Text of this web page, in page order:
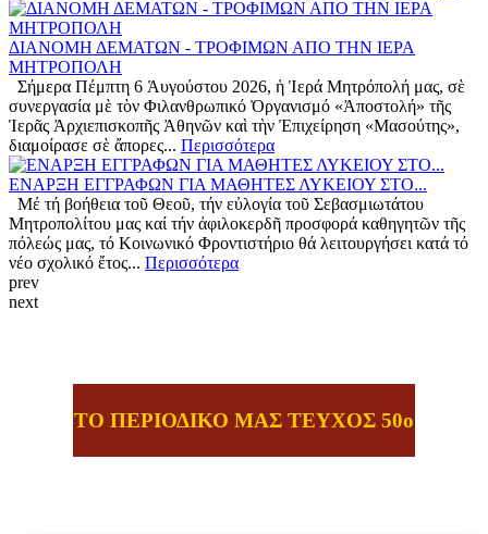
ΔΙΑΝΟΜΗ ΔΕΜΑΤΩΝ - ΤΡΟΦΙΜΩΝ ΑΠΟ ΤΗΝ ΙΕΡΑ
ΜΗΤΡΟΠΟΛΗ
Σήμερα Πέμπτη 6 Ἁυγούστου 2026, ἡ Ἱερά Μητρόπολή μας, σὲ
συνεργασία μὲ τὸν Φιλανθρωπικό Ὀργανισμό «Ἀποστολή» τῆς
Ἱερᾶς Ἀρχιεπισκοπῆς Ἀθηνῶν καὶ τὴν Ἐπιχείρηση «Μασούτης»,
διαμοίρασε σὲ ἄπορες... Περισσότερα
ΕΝΑΡΞΗ ΕΓΓΡΑΦΩΝ ΓΙΑ ΜΑΘΗΤΕΣ ΛΥΚΕΙΟΥ ΣΤΟ...
Μέ τή βοήθεια τοῦ Θεοῦ, τήν εὐλογία τοῦ Σεβασμιωτάτου
Μητροπολίτου μας καί τήν ἀφιλοκερδῆ προσφορά καθηγητῶν τῆς
πόλεώς μας, τό Κοινωνικό Φροντιστήριο θά λειτουργήσει κατά τό
νέο σχολικό ἔτος... Περισσότερα
prev
next
ΤΟ ΠΕΡΙΟΔΙΚΟ ΜΑΣ ΤΕΥΧΟΣ 50ο